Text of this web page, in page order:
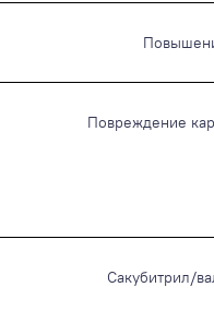
Повреждение
Сакубитрил/